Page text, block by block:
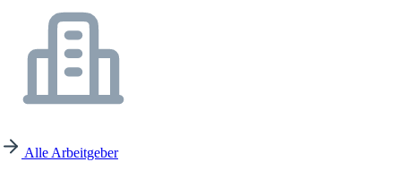
Alle Arbeitgeber